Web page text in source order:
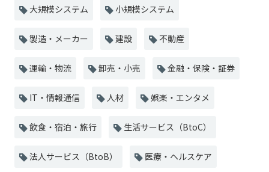
大規模システム 小規模システム
製造・メーカー 建設 不動産
運輸・物流 卸売・小売 金融・保険・証券
IT・情報通信 人材 娯楽・エンタメ
飲食・宿泊・旅行 生活サービス（BtoC）
法人サービス（BtoB） 医療・ヘルスケア